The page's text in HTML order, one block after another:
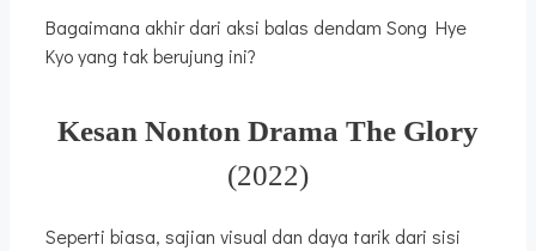
Bagaimana akhir dari aksi balas dendam Song Hye
Kyo yang tak berujung ini?
Kesan Nonton Drama The Glory
(2022)
Seperti biasa, sajian visual dan daya tarik dari sisi